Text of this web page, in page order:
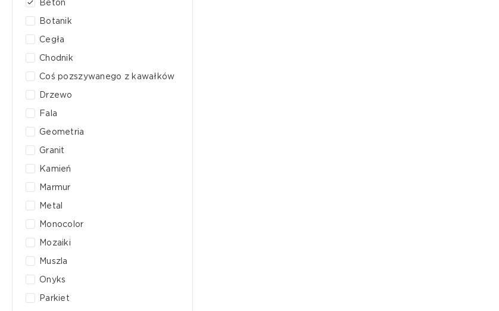
Beton
Botanik
Cegła
Chodnik
Coś pozszywanego z kawałków
Drzewo
Fala
Geometria
Granit
Kamień
Marmur
Metal
Monocolor
Mozaiki
Muszla
Onyks
Parkiet